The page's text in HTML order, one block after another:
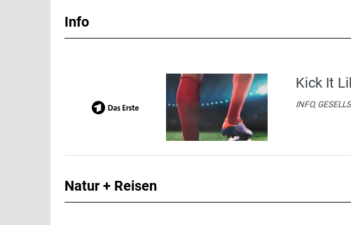
Info
Kick It
INFO,
Natur + Reisen